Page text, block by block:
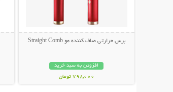
برس حرارتی صاف کننده مو Straight Comb
افزودن به سبد خرید
798,000 تومان